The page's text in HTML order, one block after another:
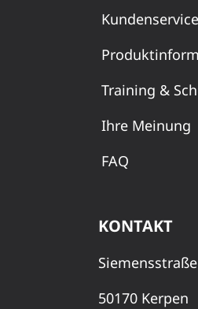
Kundenservice
Training &
Ihre Meinung
FAQ
KONTAKT
50170 Kerpen